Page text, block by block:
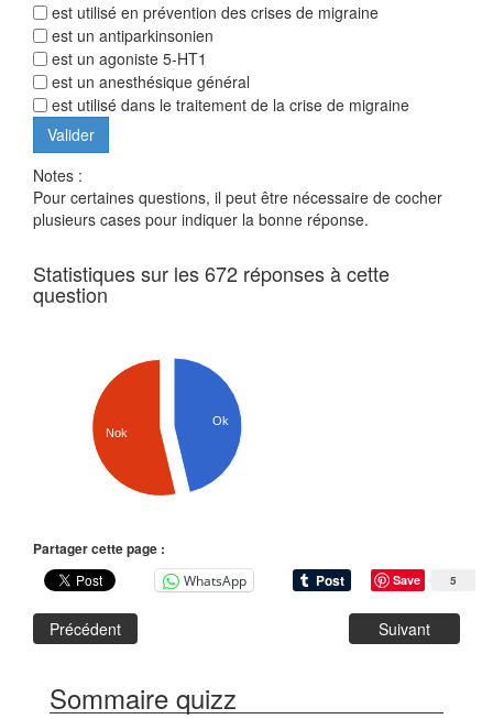
est utilisé en prévention des crises de migraine
est un antiparkinsonien
est un agoniste 5-HT1
est un anesthésique général
est utilisé dans le traitement de la crise de migraine
Notes :
Pour certaines questions, il peut être nécessaire de cocher
plusieurs cases pour indiquer la bonne réponse.
Statistiques sur les 672 réponses à cette
question
Ok
Nok
Partager cette page :
WhatsApp 5
Save
Précédent Suivant
Sommaire quizz